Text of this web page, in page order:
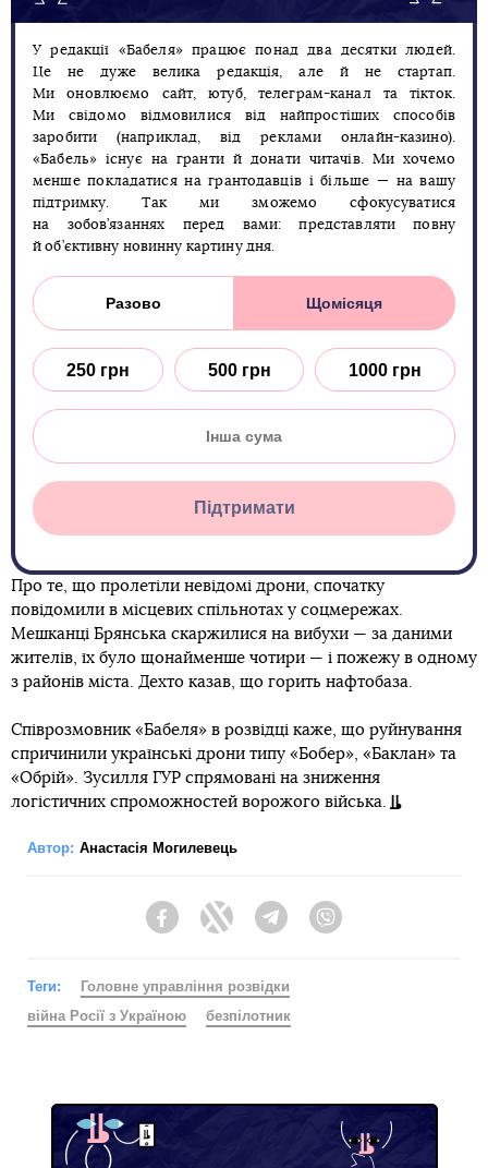
У редакції «Бабеля» працює понад два десятки людей.
Це не дуже велика редакція, але й не стартап.
Ми оновлюємо сайт, ютуб, телеграм-канал та тікток.
Ми свідомо відмовилися від найпростіших способів
заробити (наприклад, від реклами онлайн-казино).
«Бабель» існує на гранти й донати читачів. Ми хочемо
менше покладатися на грантодавців і більше — на вашу
підтримку. Так ми зможемо сфокусуватися
на зобов’язаннях перед вами: представляти повну
й об’єктивну новинну картину дня.
Разово Щомісяця
250 грн 500 грн 1000 грн
Підтримати
Про те, що пролетіли невідомі дрони, спочатку
повідомили в місцевих спільнотах у соцмережах.
Мешканці Брянська скаржилися на вибухи — за даними
жителів, їх було щонайменше чотири — і пожежу в одному
з районів міста. Дехто казав, що горить нафтобаза.
Співрозмовник «Бабеля» в розвідці каже, що руйнування
спричинили українські дрони типу «Бобер», «Баклан» та
«Обрій». Зусилля ГУР спрямовані на зниження
логістичних спроможностей ворожого війська.
Автор: Анастасія Могилевець
FacebookTwitter Telegram
Теги:
Головне управління розвідки
війна Росії з Україною
безпілотник